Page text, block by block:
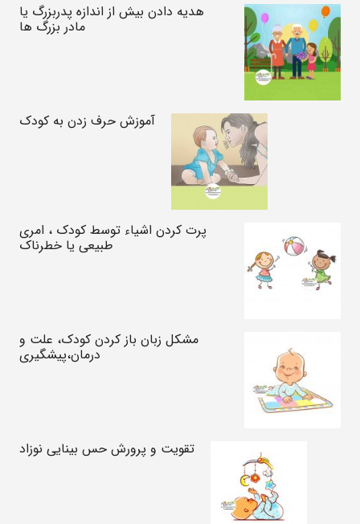
هدیه دادن بیش از اندازه پدربزرگ یا
مادر بزرگ ها
آموزش حرف زدن به کودک
پرت کردن اشیاء توسط کودک ، امری
طبیعی یا خطرناک
مشکل زبان باز کردن کودک، علت و
درمان،پیشگیری
تقویت و پرورش حس بینایی نوزاد